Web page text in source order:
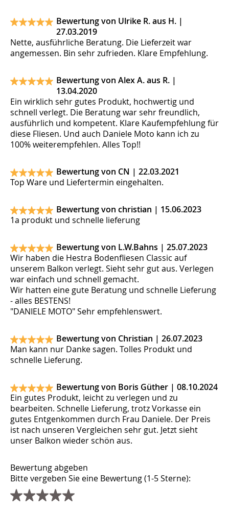
Bewertung von Ulrike R. aus H. |
27.03.2019
Nette, ausführliche Beratung. Die Lieferzeit war
angemessen. Bin sehr zufrieden. Klare Empfehlung.
Bewertung von Alex A. aus R. |
13.04.2020
Ein wirklich sehr gutes Produkt, hochwertig und
schnell verlegt. Die Beratung war sehr freundlich,
ausführlich und kompetent. Klare Kaufempfehlung für
diese Fliesen. Und auch Daniele Moto kann ich zu
100% weiterempfehlen. Alles Top!!
Bewertung von CN | 22.03.2021
Top Ware und Liefertermin eingehalten.
Bewertung von christian | 15.06.2023
1a produkt und schnelle lieferung
Bewertung von L.W.Bahns | 25.07.2023
Wir haben die Hestra Bodenfliesen Classic auf
unserem Balkon verlegt. Sieht sehr gut aus. Verlegen
war einfach und schnell gemacht.
Wir hatten eine gute Beratung und schnelle Lieferung
- alles BESTENS!
"DANIELE MOTO" Sehr empfehlenswert.
Bewertung von Christian | 26.07.2023
Man kann nur Danke sagen. Tolles Produkt und
schnelle Lieferung.
Bewertung von Boris Güther | 08.10.2024
Ein gutes Produkt, leicht zu verlegen und zu
bearbeiten. Schnelle Lieferung, trotz Vorkasse ein
gutes Entgenkommen durch Frau Daniele. Der Preis
ist nach unseren Vergleichen sehr gut. Jetzt sieht
unser Balkon wieder schön aus.
Bewertung abgeben
Bitte vergeben Sie eine Bewertung (1-5 Sterne):